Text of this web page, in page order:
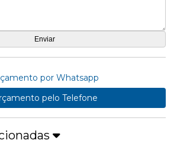
por Whatsapp
pelo Telefone